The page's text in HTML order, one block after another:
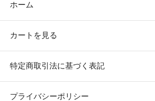
ホーム
カートを見る
特定商取引法に基づく表記
プライバシーポリシー